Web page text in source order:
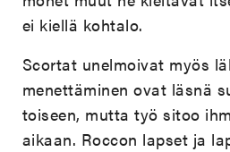
ei kiellä kohtalo.
Scortat unelmoivat myös
menettäminen ovat läsnä
toiseen, mutta työ sitoo
aikaan. Roccon lapset ja